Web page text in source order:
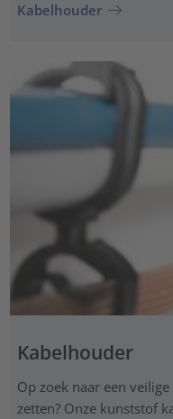
Kabelhouder
Kabelhouder
Op zoek naar een
zetten? Onze kunststof